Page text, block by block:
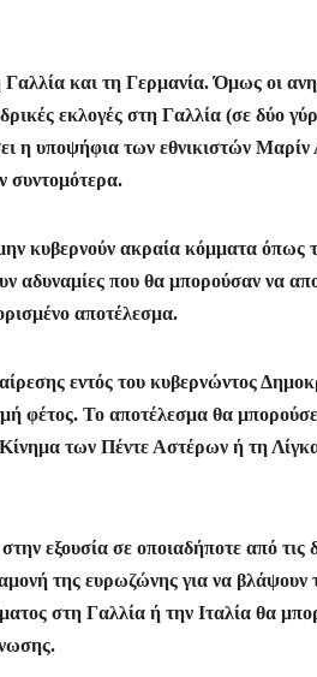
και τη Γερμανία. Όμως οι
εκλογές στη Γαλλία (σε δύο
η υποψήφια των εθνικιστών
συντομότερα.
κυβερνούν ακραία κόμματα όπως
αδυναμίες που θα μπορούσαν να
αποτέλεσμα.
εντός του κυβερνώντος
φέτος. Το αποτέλεσμα θα
των Πέντε Αστέρων ή τη
εξουσία σε οποιαδήποτε από τις
της ευρωζώνης για να βλάψουν
στη Γαλλία ή την Ιταλία θα